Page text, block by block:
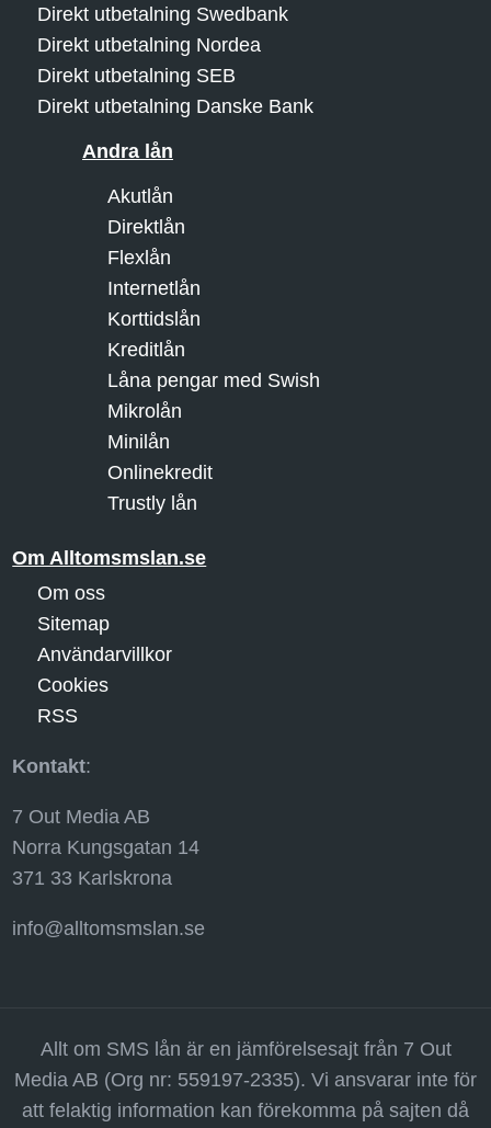
Direkt utbetalning Swedbank
Direkt utbetalning Nordea
Direkt utbetalning SEB
Direkt utbetalning Danske Bank
Andra lån
Akutlån
Direktlån
Flexlån
Internetlån
Korttidslån
Kreditlån
Låna pengar med Swish
Mikrolån
Minilån
Onlinekredit
Trustly lån
Om Alltomsmslan.se
Om oss
Sitemap
Användarvillkor
Cookies
RSS
Kontakt:
7 Out Media AB
Norra Kungsgatan 14
371 33 Karlskrona
info@alltomsmslan.se
Allt om SMS lån är en jämförelsesajt från 7 Out
Media AB (Org nr: 559197-2335). Vi ansvarar inte för
att felaktig information kan förekomma på sajten då